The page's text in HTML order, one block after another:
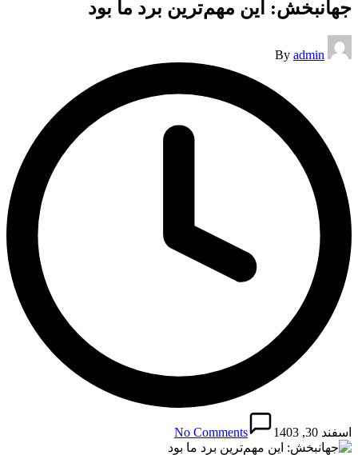
جهانبخش: این مهم‌ترین برد ما بود
Posted
by
By admin
اسفند 30, 1403 No Comments